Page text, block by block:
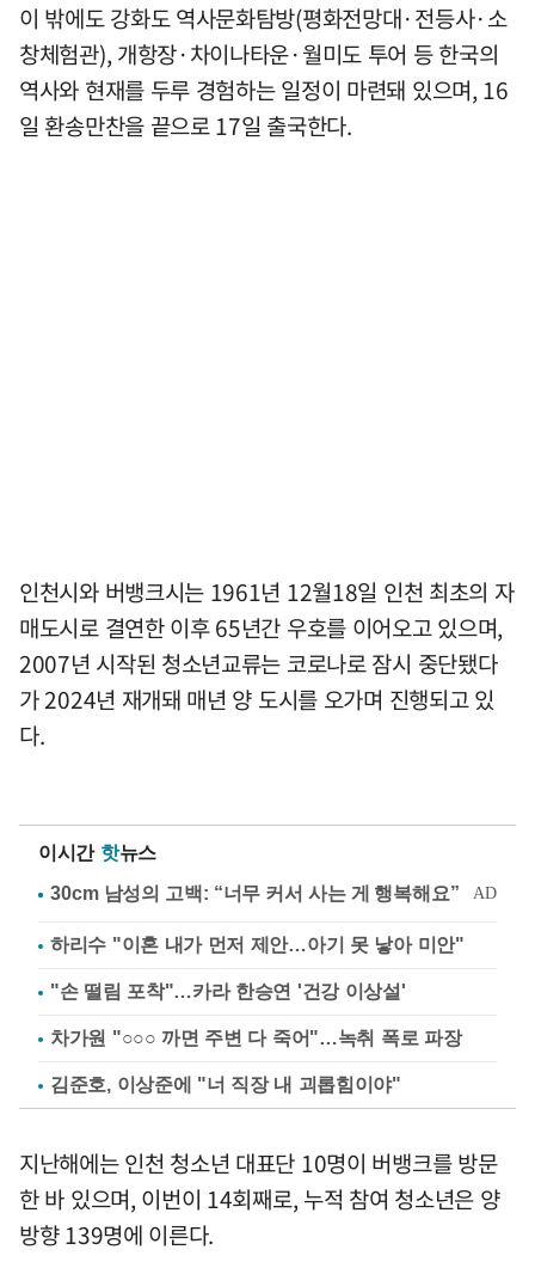
이 밖에도 강화도 역사문화탐방(평화전망대·전등사·소
창체험관), 개항장·차이나타운·월미도 투어 등 한국의
역사와 현재를 두루 경험하는 일정이 마련돼 있으며, 16
일 환송만찬을 끝으로 17일 출국한다.
인천시와 버뱅크시는 1961년 12월18일 인천 최초의 자
매도시로 결연한 이후 65년간 우호를 이어오고 있으며,
2007년 시작된 청소년교류는 코로나로 잠시 중단됐다
가 2024년 재개돼 매년 양 도시를 오가며 진행되고 있
다.
이시간 핫뉴스
하리수 "이혼 내가 먼저 제안…아기 못 낳아 미안"
"손 떨림 포착"…카라 한승연 '건강 이상설'
차가원 "○○○ 까면 주변 다 죽어"…녹취 폭로 파장
김준호, 이상준에 "너 직장 내 괴롭힘이야"
지난해에는 인천 청소년 대표단 10명이 버뱅크를 방문
한 바 있으며, 이번이 14회째로, 누적 참여 청소년은 양
방향 139명에 이른다.